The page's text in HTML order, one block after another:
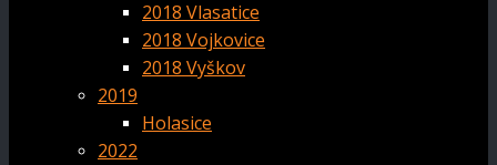
2018 Vlasatice
2018 Vojkovice
2018 Vyškov
2019
Holasice
2022